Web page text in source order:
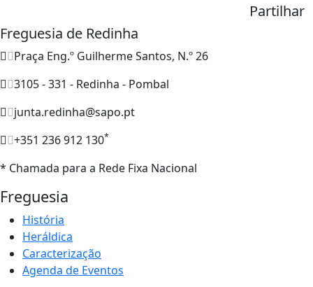
Partilhar
Freguesia de Redinha
Praça Eng.º Guilherme Santos, N.º 26
3105 - 331 - Redinha - Pombal
junta.redinha@sapo.pt
+351 236 912 130*
* Chamada para a Rede Fixa Nacional
Freguesia
História
Heráldica
Caracterização
Agenda de Eventos